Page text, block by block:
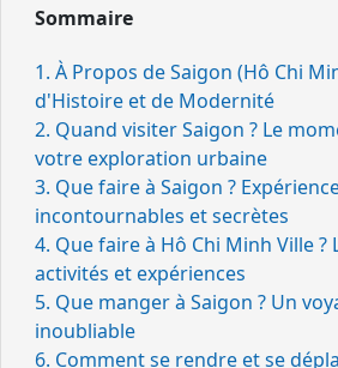
Sommaire
1. À Propos de Saigon (Hô Chi
d'Histoire et de Modernité
2. Quand visiter Saigon ? Le
votre exploration urbaine
3. Que faire à Saigon ?
incontournables et secrètes
4. Que faire à Hô Chi Minh Ville ?
activités et expériences
5. Que manger à Saigon ? Un
inoubliable
6. Comment se rendre et se